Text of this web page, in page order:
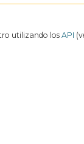
utilizando losAPI